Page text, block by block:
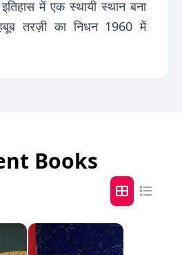
में एक स्थायी स्थान बना
तरज़ी का निधन 1960 में
Books